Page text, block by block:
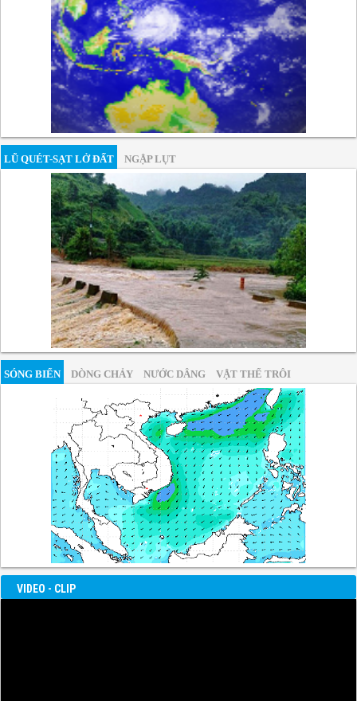
LŨ QUÉT-SẠT LỞ ĐẤT NGẬP LỤT
SÓNG BIỂN DÒNG CHẢY NƯỚC DÂNG VẬT THỂ TRÔI
VIDEO - CLIP